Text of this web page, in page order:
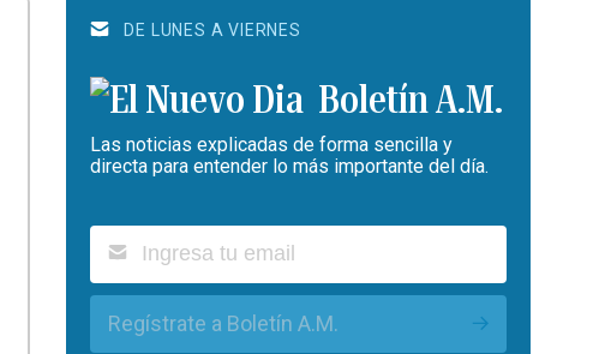
DE LUNES A VIERNES
Boletín A.M.
Las noticias explicadas de forma sencilla y
directa para entender lo más importante del día.
Regístrate a Boletín A.M.